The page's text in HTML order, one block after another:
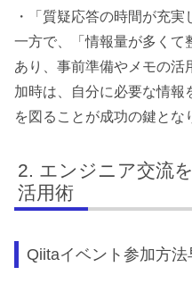
・「質疑応答の時間が充実
一方で、「情報量が多くて
あり、事前準備やメモの活
加時は、自分に必要な情報
を図ることが成功の鍵とな
エンジニア交流
活用術
Qiitaイベント参加方法